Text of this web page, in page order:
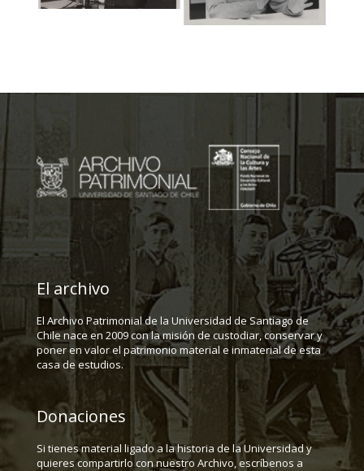
El archivo
El Archivo Patrimonial de la Universidad de Santiago de
Chile nace en 2009 con la misión de custodiar, conservar y
poner en valor el patrimonio material e inmaterial de esta
casa de estudios.
Donaciones
Si tienes material ligado a la historia de la Universidad y
quieres compartirlo con nuestro Archivo, escríbenos a